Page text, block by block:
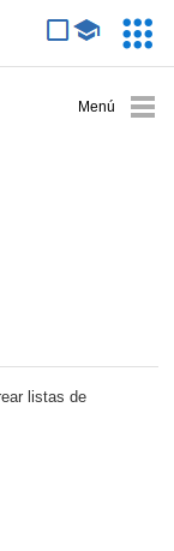
listas de